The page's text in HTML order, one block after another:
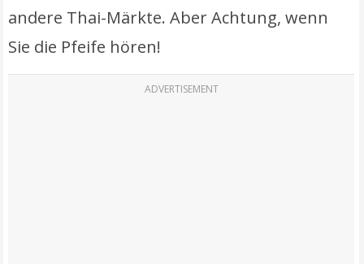
andere Thai-Märkte. Aber Achtung, wenn
Sie die Pfeife hören!
ADVERTISEMENT